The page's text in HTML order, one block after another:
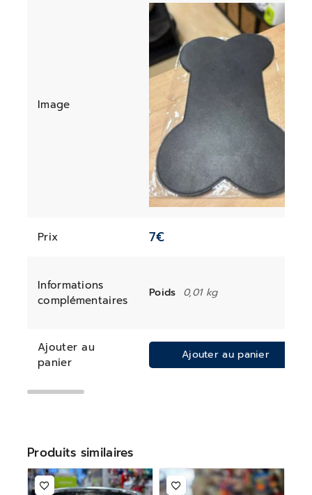
Image
Prix 7€
Informations
complémentaires
Poids 0,01 kg
Ajouter au
panier
Ajouter au panier
Produits similaires